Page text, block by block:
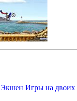
Экшен Игры на двоих